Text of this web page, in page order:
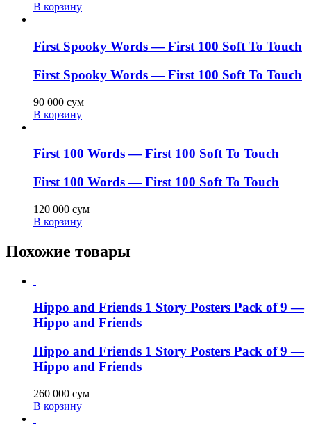
В корзину
First Spooky Words — First 100 Soft To Touch
First Spooky Words — First 100 Soft To Touch
90 000 сум
В корзину
First 100 Words — First 100 Soft To Touch
First 100 Words — First 100 Soft To Touch
120 000 сум
В корзину
Похожие товары
Hippo and Friends 1 Story Posters Pack of 9 —
Hippo and Friends
Hippo and Friends 1 Story Posters Pack of 9 —
Hippo and Friends
260 000 сум
В корзину